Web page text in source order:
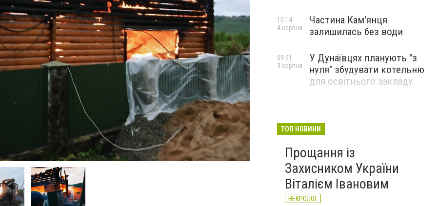
Частина Кам'янця
залишилась без води
10:14
4 серпня
У Дунаївцях планують "з
нуля" збудувати котельню
для освітнього закладу
09:21
3 серпня
ТОП НОВИНИ
Прощання із
Захисником України
Віталієм Івановим
НЕКРОЛОГ